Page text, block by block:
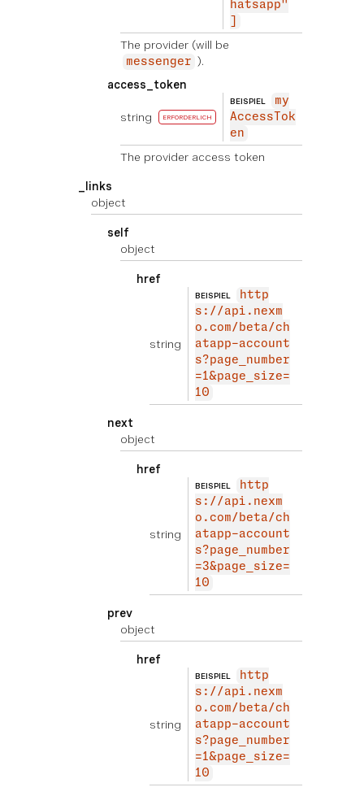
hatsapp"
The provider (will be
messenger ).
access_token
string ERFORDERLICH
BEISPIEL
my
AccessTok
en
The provider access token
_links
object
self
object
href
string
BEISPIEL
http
s://api.nexm
o.com/beta/ch
atapp-account
s?page_number
=1&page_size=
10
next
object
href
string
BEISPIEL
http
s://api.nexm
o.com/beta/ch
atapp-account
s?page_number
=3&page_size=
10
prev
object
href
string
BEISPIEL
http
s://api.nexm
o.com/beta/ch
atapp-account
s?page_number
=1&page_size=
10